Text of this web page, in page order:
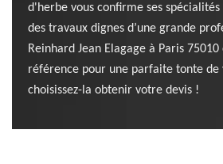
d'herbe vous confirme ses
des travaux dignes d’une grande
Reinhard Jean Elagage à Paris 75010
référence pour une parfaite tonte de
choisissez-la obtenir votre devis !